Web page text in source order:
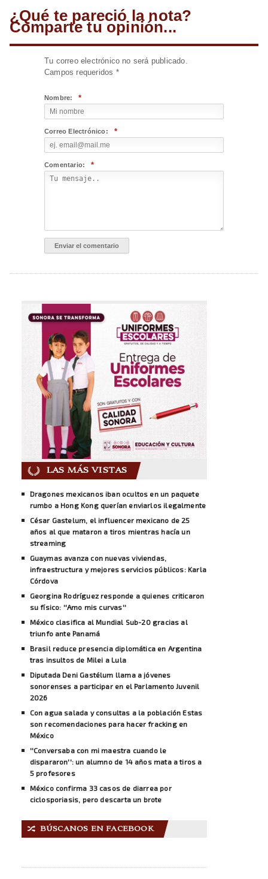
¿Qué te pareció la nota?
Comparte tu opinión...
Tu correo electrónico no será publicado.
Campos requeridos *
Nombre: *
Correo Electrónico: *
Comentario: *
LAS MÁS VISTAS
Dragones mexicanos iban ocultos en un paquete
rumbo a Hong Kong querían enviarlos ilegalmente
César Gastelum, el influencer mexicano de 25
años al que mataron a tiros mientras hacía un
streaming
Guaymas avanza con nuevas viviendas,
infraestructura y mejores servicios públicos: Karla
Córdova
Georgina Rodríguez responde a quienes criticaron
su físico: ''Amo mis curvas''
México clasifica al Mundial Sub-20 gracias al
triunfo ante Panamá
Brasil reduce presencia diplomática en Argentina
tras insultos de Milei a Lula
Diputada Deni Gastélum llama a jóvenes
sonorenses a participar en el Parlamento Juvenil
2026
Con agua salada y consultas a la población Estas
son recomendaciones para hacer fracking en
México
''Conversaba con mi maestra cuando le
dispararon'': un alumno de 14 años mata a tiros a
5 profesores
México confirma 33 casos de diarrea por
ciclosporiasis, pero descarta un brote
🔀 BÚSCANOS EN FACEBOOK